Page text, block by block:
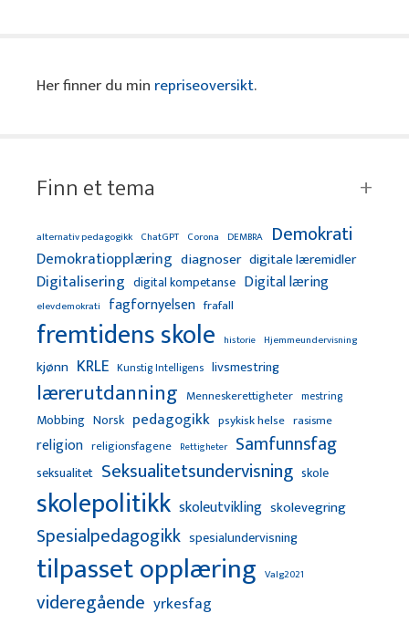
Her finner du min repriseoversikt.
Finn et tema
alternativ pedagogikk ChatGPT Corona DEMBRA Demokrati
Demokratiopplæring diagnoser digitale læremidler
Digitalisering digital kompetanse Digital læring
elevdemokrati fagfornyelsen frafall
fremtidens skole historie Hjemmeundervisning
kjønn KRLE Kunstig Intelligens livsmestring
lærerutdanning Menneskerettigheter mestring
Mobbing Norsk pedagogikk psykisk helse rasisme
religion religionsfagene Rettigheter Samfunnsfag
seksualitet Seksualitetsundervisning skole
skolepolitikk skoleutvikling skolevegring
Spesialpedagogikk spesialundervisning
tilpasset opplæring Valg2021
videregående yrkesfag